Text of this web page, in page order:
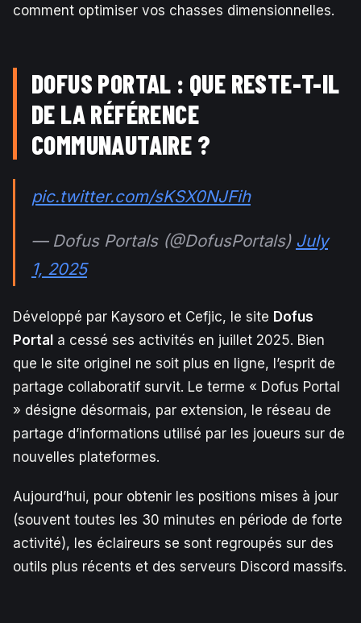
comment optimiser vos chasses dimensionnelles.
DOFUS PORTAL : QUE RESTE-T-IL
DE LA RÉFÉRENCE
COMMUNAUTAIRE ?
pic.twitter.com/sKSX0NJFih
— Dofus Portals (@DofusPortals) July
1, 2025
Développé par Kaysoro et Cefjic, le site Dofus
Portal a cessé ses activités en juillet 2025. Bien
que le site originel ne soit plus en ligne, l’esprit de
partage collaboratif survit. Le terme « Dofus Portal
» désigne désormais, par extension, le réseau de
partage d’informations utilisé par les joueurs sur de
nouvelles plateformes.
Aujourd’hui, pour obtenir les positions mises à jour
(souvent toutes les 30 minutes en période de forte
activité), les éclaireurs se sont regroupés sur des
outils plus récents et des serveurs Discord massifs.